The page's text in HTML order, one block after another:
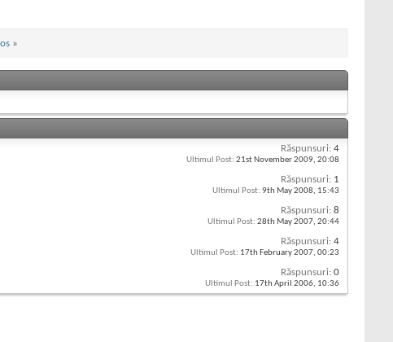
»
Răspunsuri: 4
Ultimul Post: 21st November 2009, 20:08
Răspunsuri: 1
Ultimul Post: 9th May 2008, 15:43
Răspunsuri: 8
Ultimul Post: 28th May 2007, 20:44
Răspunsuri: 4
Ultimul Post: 17th February 2007, 00:23
Răspunsuri: 0
Ultimul Post: 17th April 2006, 10:36